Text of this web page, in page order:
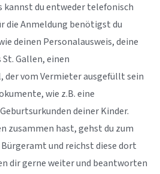
kannst du entweder telefonisch
die Anmeldung benötigst du
deinen Personalausweis, deine
Gallen, einen
der vom Vermieter ausgefüllt sein
wie z.B. eine
deiner Kinder.
zusammen hast, gehst du zum
und reichst diese dort
dir gerne weiter und beantworten